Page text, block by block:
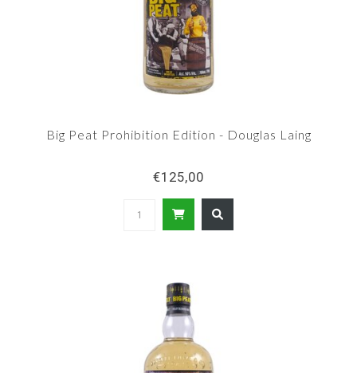
Big Peat Prohibition Edition - Douglas Laing
€125,00